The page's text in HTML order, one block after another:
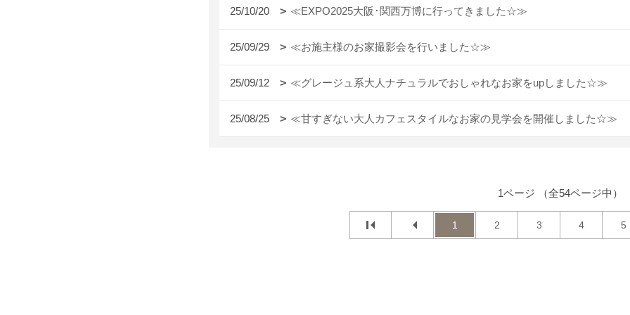
25/10/20 ≪EXPO2025大阪･関西万博に行ってきました☆≫
25/09/29 ≪お施主様のお家撮影会を行いました☆≫
25/09/12 ≪グレージュ系大人ナチュラルでおしゃれなお家をupしました☆≫
25/08/25 ≪甘すぎない大人カフェスタイルなお家の見学会を開催しました☆≫
1ページ （全54ページ中）
1 2 3 4 5